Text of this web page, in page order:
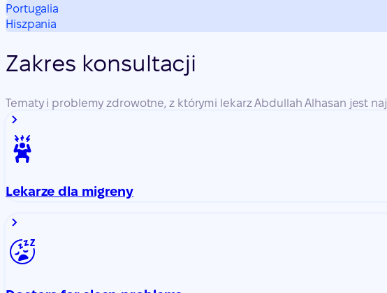
Portugalia
Hiszpania
Zakres konsultacji
Tematy i problemy zdrowotne, z którymi lekarz Abdullah Alhasan jest
Lekarze dla migreny